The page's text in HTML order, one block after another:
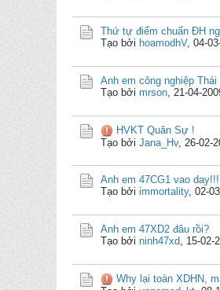
Thứ tự điểm chuẩn ĐH
Tạo bởi hoamodhV, 04-
Anh em công nghiệp
Tạo bởi mrson, 21-04-
HVKT Quân Sự !
Tạo bởi Jana_Hv, 26-02-
Anh em 47CG1 vao
Tạo bởi immortality, 02-
Anh em 47XD2 đâu rồi?
Tạo bởi ninh47xd, 15-02-
Why lại toàn XDHN,